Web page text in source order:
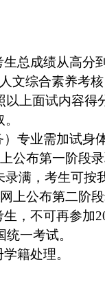
总成绩从高分
文综合素养考核
以上面试内容得
专业需加试身
公布第一阶段
满，考生可按
上公布第二阶段
，不可再参加
一考试。
籍处理。